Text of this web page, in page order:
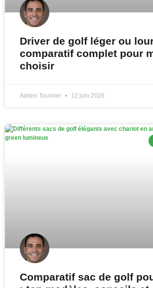
Driver de golf léger ou
comparatif complet pour
choisir
Adrien Tournier 12 juin 2026
Comparatif sac de golf